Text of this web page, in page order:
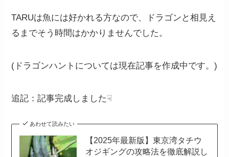
TARUは魚には好かれる方なので、ドラゴンと相見え
るまでそう時間はかかりませんでした。
(ドラゴンハントについては現在記事を作成中です。)
追記：記事完成しました☟
あわせて読みたい
【2025年最新版】東京湾タチウ
オジギングの攻略法を徹底解説し